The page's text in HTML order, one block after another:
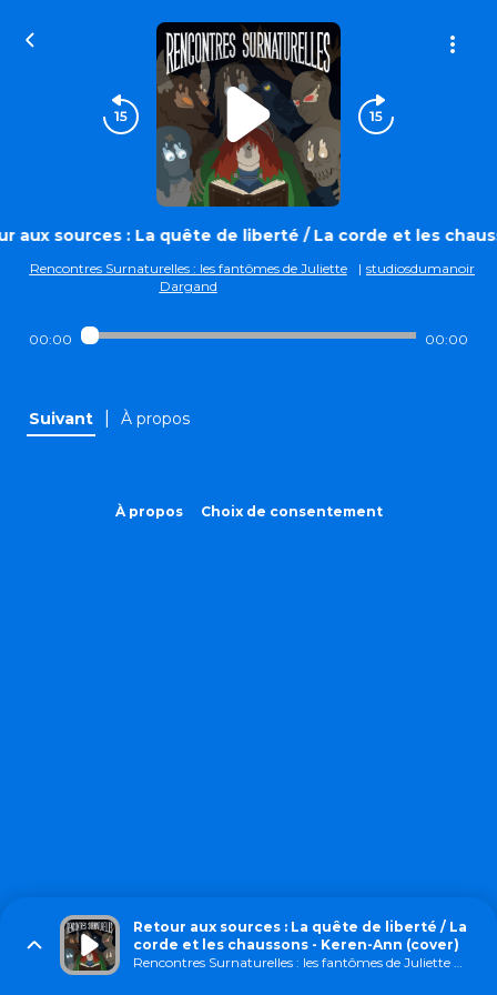
aux sources : La quête de liberté / La corde et les
Rencontres Surnaturelles : les fantômes de Juliette
Dargand
| studiosdumanoir
00:00 00:00
Suivant À propos
À propos Choix de consentement
Retour aux sources : La quête de liberté / La
corde et les chaussons - Keren-Ann (cover)
Rencontres Surnaturelles : les fantômes de Juliette Dargand